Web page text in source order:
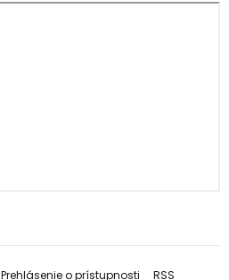
Prehlásenie o prístupnosti RSS